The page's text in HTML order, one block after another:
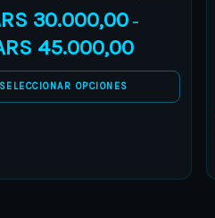
30.000,00 –
45.000,00
SELECCIONAR OPCIONES
The
options
may
be
the